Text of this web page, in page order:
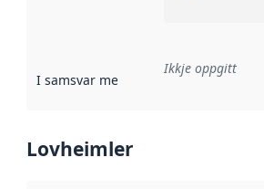
I samsvar med Referanse til ei
Ikkje oppgitt
Lovheimler